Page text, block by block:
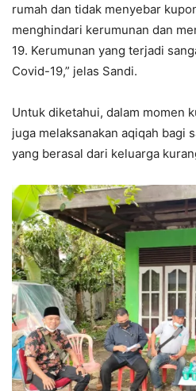
rumah dan tidak menyebar
menghindari kerumunan dan
19. Kerumunan yang terjadi
Covid-19,” jelas Sandi.
Untuk diketahui, dalam momen
juga melaksanakan aqiqah bagi
yang berasal dari keluarga